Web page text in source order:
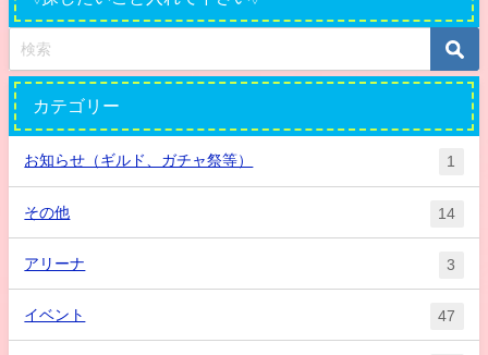
カテゴリー
お知らせ（ギルド、ガチャ祭等） 1
その他 14
アリーナ 3
イベント 47